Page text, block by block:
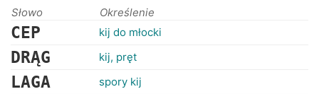
Słowo Określenie
CEP kij do młocki
DRĄG kij, pręt
LAGA spory kij